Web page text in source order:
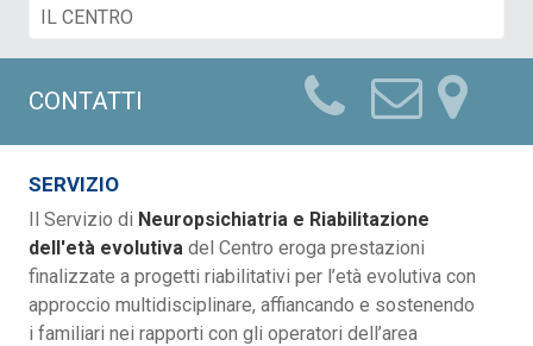
CONTATTI
SERVIZIO
Il Servizio di Neuropsichiatria e Riabilitazione
dell'età evolutiva del Centro eroga prestazioni
finalizzate a progetti riabilitativi per l’età evolutiva con
approccio multidisciplinare, affiancando e sostenendo
i familiari nei rapporti con gli operatori dell’area